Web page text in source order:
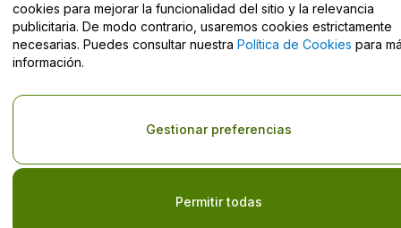
Derechos reservados © viagogo GmbH 2026 Datos de la Empresa
El uso de este sitio web constituye la aceptación de losTérminos y
Condiciones, de laPolítica de Privacidad, de laPolítica de Cookies
y de laPolítica de Privacidad para Móviles
privacidad
cookies para mejorar la funcionalidad del sitio y la relevancia
publicitaria. De modo contrario, usaremos cookies estrictamente
necesarias. Puedes consultar nuestra Política de Cookies para
información.
Permitir todas
Gestionar preferencias